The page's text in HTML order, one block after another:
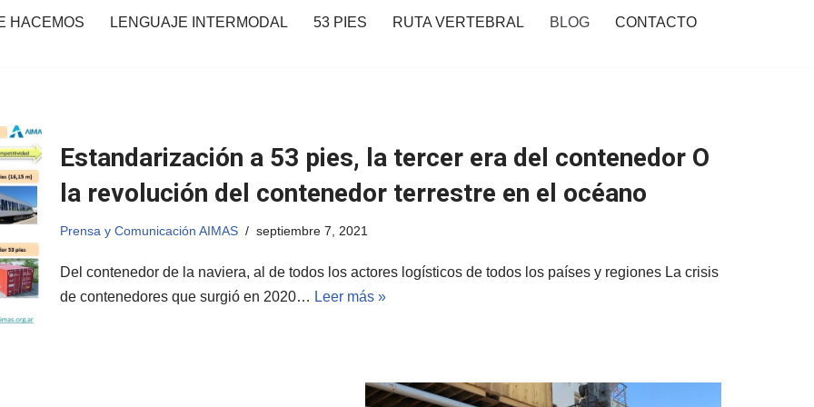
HACEMOS LENGUAJE INTERMODAL 53 PIES RUTA VERTEBRAL BLOG CONTACTO
Estandarización a 53 pies, la tercer era del contenedor O
la revolución del contenedor terrestre en el océano
Prensa y Comunicación AIMAS septiembre 7, 2021
Del contenedor de la naviera, al de todos los actores logísticos de todos los países y regiones La crisis
de contenedores que surgió en 2020… Leer más »